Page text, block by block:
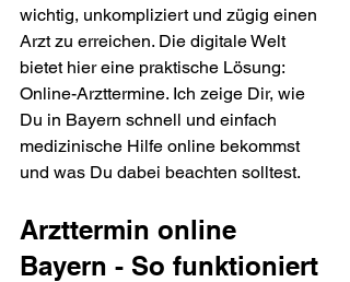
wichtig, unkompliziert und zügig einen
Arzt zu erreichen. Die digitale Welt
bietet hier eine praktische Lösung:
Online-Arzttermine. Ich zeige Dir, wie
Du in Bayern schnell und einfach
medizinische Hilfe online bekommst
und was Du dabei beachten solltest.
Arzttermin online
Bayern - So funktioniert